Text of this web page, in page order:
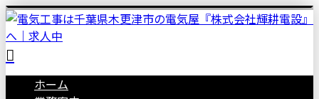
ホーム